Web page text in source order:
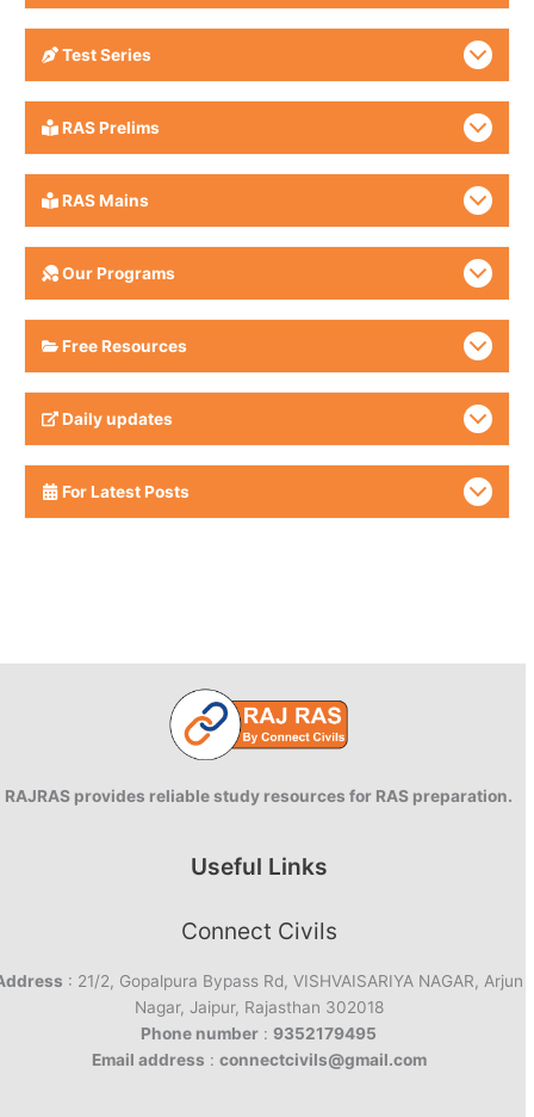
Test Series
RAS Prelims
RAS Mains
Our Programs
Free Resources
Daily updates
For Latest Posts
RAJRAS provides reliable study resources for RAS preparation.
Useful Links
Connect Civils
: 21/2, Gopalpura Bypass Rd, VISHVAISARIYA NAGAR, Arjun
Nagar, Jaipur, Rajasthan 302018
Phone number : 9352179495
Email address : connectcivils@gmail.com